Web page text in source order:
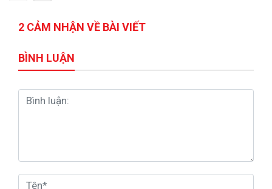
2 CẢM NHẬN VỀ BÀI VIẾT
BÌNH LUẬN